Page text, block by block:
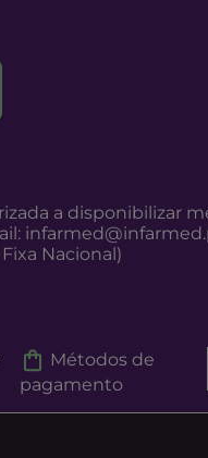
a disponibilizar
Nacional)
Métodos de
pagamento